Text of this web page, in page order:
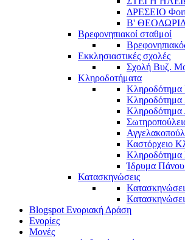
ΔΡΕΣΕΙΟ
Β'
Βρεφονηπιακοί σταθμοί
Εκκλησιαστικές σχολές
Σχολή Βυζ.
Κληροδοτήματα
Κληροδότημα
Κληροδότημα
Καστόρχειο
Ίδρυμα
Κατασκηνώσεις
Blogspot Ενοριακή Δράση
Ενορίες
Μονές